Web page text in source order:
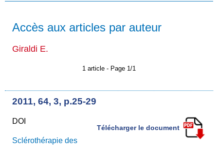
Accès aux articles par auteur
Giraldi E.
1 article - Page 1/1
2011, 64, 3, p.25-29
DOI
Télécharger le document
Sclérothérapie des